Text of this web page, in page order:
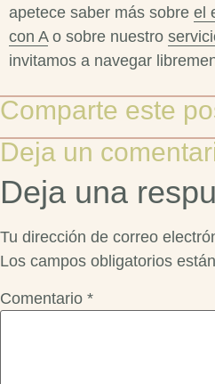
apetece saber más sobre el
con Ao sobre nuestro
invitamos a navegar
Comparte este
Deja un
Deja una
Tu dirección de correo
Los campos obligatorios
Comentario *